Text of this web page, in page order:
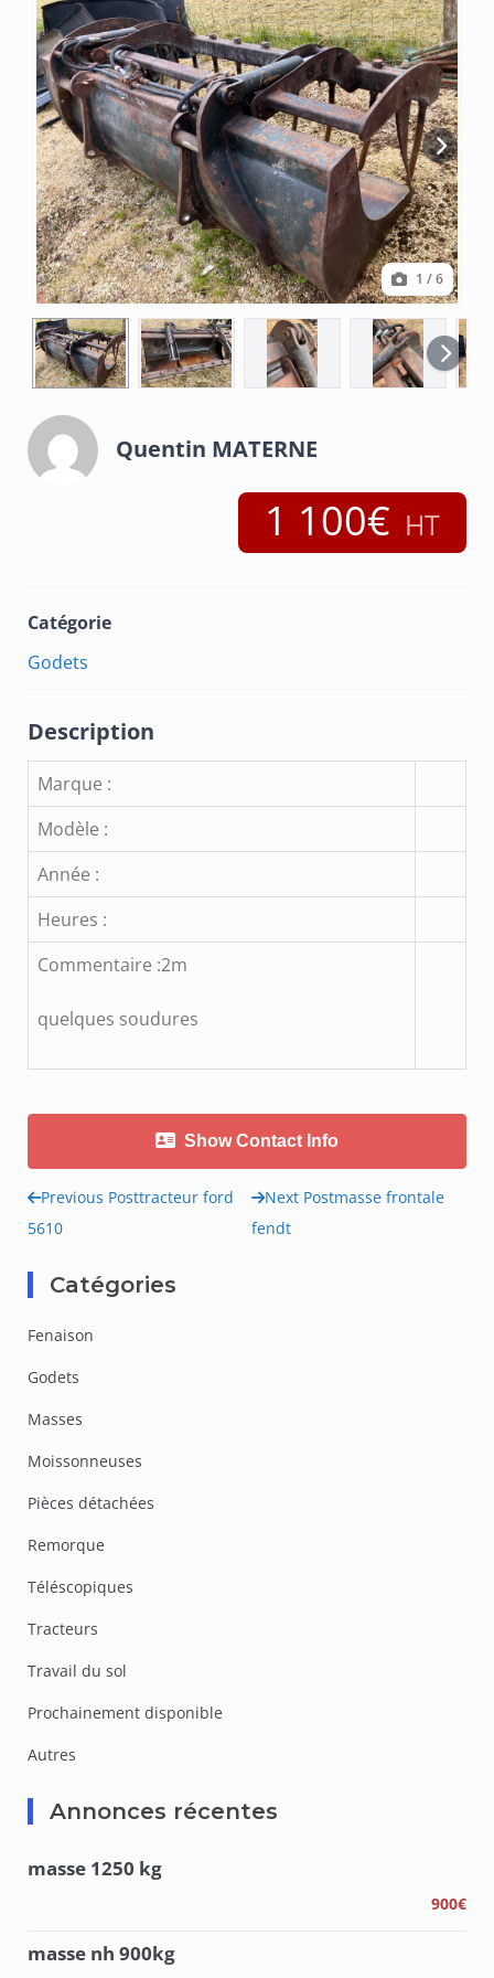
1 / 6
Quentin MATERNE
1 100€
Catégorie
Godets
Description
Marque :
Modèle :
Année :
Heures :
Commentaire :2m
quelques soudures
Show Contact Info
Navigation
de
l’article
Previous Posttracteur ford
5610
Next Postmasse frontale
fendt
Catégories
Fenaison
Godets
Masses
Moissonneuses
Pièces détachées
Remorque
Téléscopiques
Tracteurs
Travail du sol
Prochainement disponible
Autres
Annonces récentes
masse 1250 kg
900€
masse nh 900kg